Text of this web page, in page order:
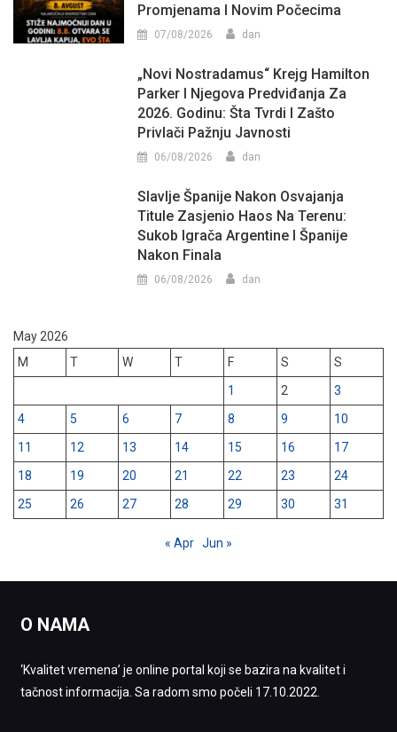
Promjenama I Novim Počecima
07/08/2026 dan
„Novi Nostradamus“ Krejg Hamilton
Parker I Njegova Predviđanja Za
2026. Godinu: Šta Tvrdi I Zašto
Privlači Pažnju Javnosti
06/08/2026 dan
Slavlje Španije Nakon Osvajanja
Titule Zasjenio Haos Na Terenu:
Sukob Igrača Argentine I Španije
Nakon Finala
06/08/2026 dan
May 2026
M
T W T F S
S
1
2
3
4
5 6 7 8 9
10
11
12 13 14 15 16
17
18
19 20 21 22 23
24
25
26 27 28 29 30 31
« Apr Jun »
O NAMA
‘Kvalitet vremena’ je online portal koji se bazira na kvalitet i
tačnost informacija. Sa radom smo počeli 17.10.2022.